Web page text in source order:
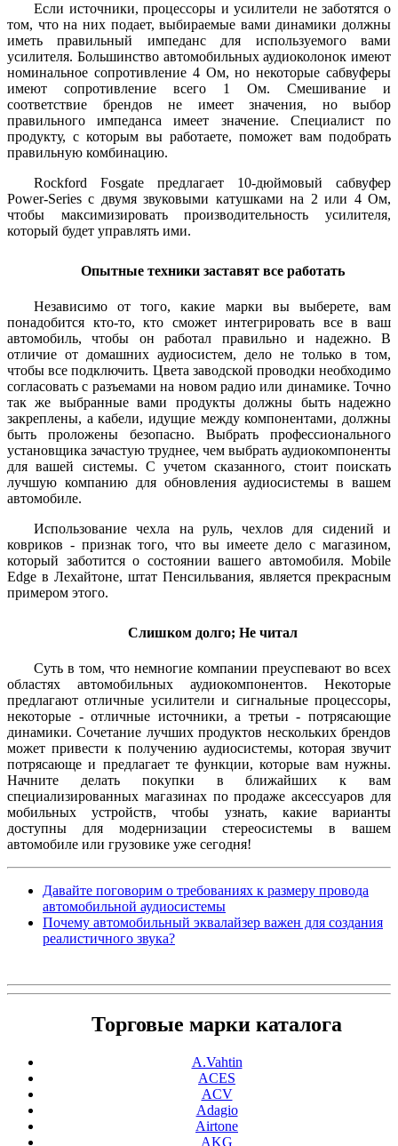
Если источники, процессоры и усилители не заботятся о
том, что на них подает, выбираемые вами динамики должны
иметь правильный импеданс для используемого вами
усилителя. Большинство автомобильных аудиоколонок имеют
номинальное сопротивление 4 Ом, но некоторые сабвуферы
имеют сопротивление всего 1 Ом. Смешивание и
соответствие брендов не имеет значения, но выбор
правильного импеданса имеет значение. Специалист по
продукту, с которым вы работаете, поможет вам подобрать
правильную комбинацию.
Rockford Fosgate предлагает 10-дюймовый сабвуфер
Power-Series с двумя звуковыми катушками на 2 или 4 Ом,
чтобы максимизировать производительность усилителя,
который будет управлять ими.
Опытные техники заставят все работать
Независимо от того, какие марки вы выберете, вам
понадобится кто-то, кто сможет интегрировать все в ваш
автомобиль, чтобы он работал правильно и надежно. В
отличие от домашних аудиосистем, дело не только в том,
чтобы все подключить. Цвета заводской проводки необходимо
согласовать с разъемами на новом радио или динамике. Точно
так же выбранные вами продукты должны быть надежно
закреплены, а кабели, идущие между компонентами, должны
быть проложены безопасно. Выбрать профессионального
установщика зачастую труднее, чем выбрать аудиокомпоненты
для вашей системы. С учетом сказанного, стоит поискать
лучшую компанию для обновления аудиосистемы в вашем
автомобиле.
Использование чехла на руль, чехлов для сидений и
ковриков - признак того, что вы имеете дело с магазином,
который заботится о состоянии вашего автомобиля. Mobile
Edge в Лехайтоне, штат Пенсильвания, является прекрасным
примером этого.
Слишком долго; Не читал
Суть в том, что немногие компании преуспевают во всех
областях автомобильных аудиокомпонентов. Некоторые
предлагают отличные усилители и сигнальные процессоры,
некоторые - отличные источники, а третьи - потрясающие
динамики. Сочетание лучших продуктов нескольких брендов
может привести к получению аудиосистемы, которая звучит
потрясающе и предлагает те функции, которые вам нужны.
Начните делать покупки в ближайших к вам
специализированных магазинах по продаже аксессуаров для
мобильных устройств, чтобы узнать, какие варианты
доступны для модернизации стереосистемы в вашем
автомобиле или грузовике уже сегодня!
Давайте поговорим о требованиях к размеру провода
автомобильной аудиосистемы
Почему автомобильный эквалайзер важен для создания
реалистичного звука?
Торговые марки каталога
A.Vahtin
ACES
ACV
Adagio
Airtone
AKG